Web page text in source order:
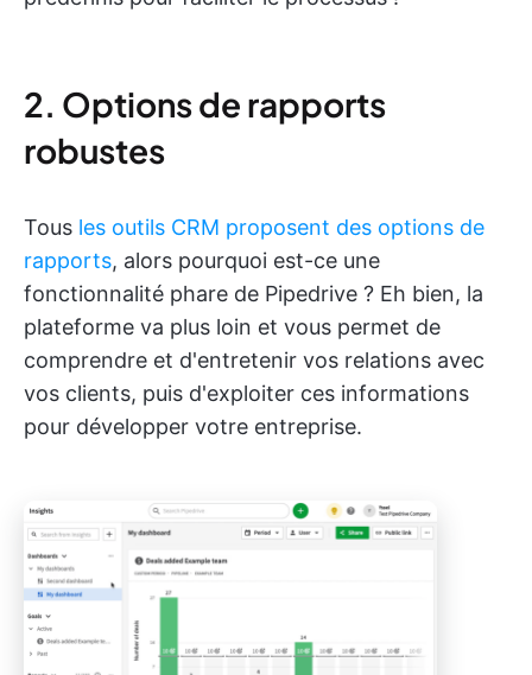
2. Options de rapports
robustes
Tous les outils CRM proposent des options de
rapports, alors pourquoi est-ce une
fonctionnalité phare de Pipedrive ? Eh bien, la
plateforme va plus loin et vous permet de
comprendre et d'entretenir vos relations avec
vos clients, puis d'exploiter ces informations
pour développer votre entreprise.